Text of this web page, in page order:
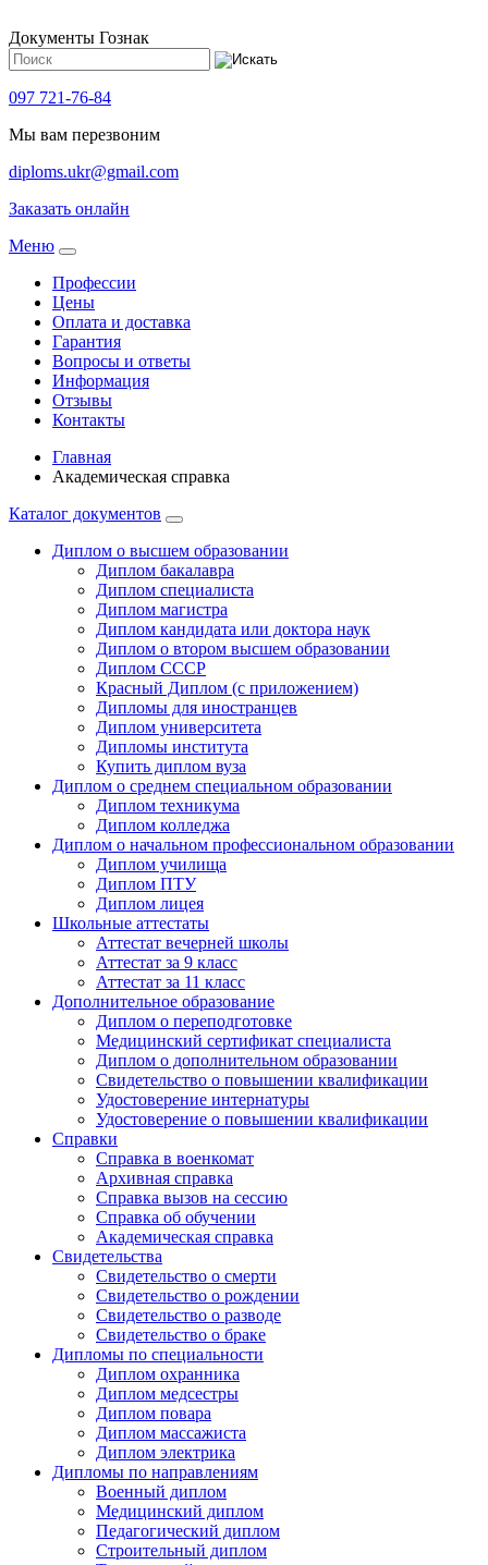
Документы Гознак
097 721-76-84
Мы вам перезвоним
diploms.ukr@gmail.com
Заказать онлайн
Meню
Профессии
Цены
Оплата и доставка
Гарантия
Вопросы и ответы
Информация
Отзывы
Контакты
Главная
Академическая справка
Каталог документов
Диплом о высшем образовании
Диплом бакалавра
Диплом специалиста
Диплом магистра
Диплом кандидата или доктора наук
Диплом о втором высшем образовании
Диплом СССР
Красный Диплом (с приложением)
Дипломы для иностранцев
Диплом университета
Дипломы института
Купить диплом вуза
Диплом о среднем специальном образовании
Диплом техникума
Диплом колледжа
Диплом о начальном профессиональном oбразовании
Диплом училища
Диплом ПТУ
Диплом лицея
Школьные аттестаты
Аттестат вечерней школы
Аттестат за 9 класс
Аттестат за 11 класс
Дополнительное образование
Диплом о переподготовке
Медицинский сертификат специалиста
Диплом о дополнительном образовании
Свидетельство о повышении квалификации
Удостоверение интернатуры
Удостоверение о повышении квалификации
Справки
Справка в военкомат
Архивная справка
Справка вызов на сессию
Справка об обучении
Академическая справка
Свидетельства
Свидетельство о смерти
Свидетельство о рождении
Свидетельство о разводе
Свидетельство о браке
Дипломы по специальности
Диплом охранника
Диплом медсестры
Диплом повара
Диплом массажиста
Диплом электрика
Дипломы по направлениям
Военный диплом
Медицинский диплом
Педагогический диплом
Строительный диплом